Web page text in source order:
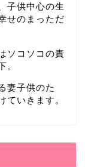
園で思いっ
2019年11月5日
子供中心の生
せのまっただ
ソコソコの責
。
妻子供のた
ていきます。